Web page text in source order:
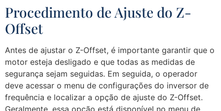
Procedimento de Ajuste do Z-
Offset
Antes de ajustar o Z-Offset, é importante garantir que o
motor esteja desligado e que todas as medidas de
segurança sejam seguidas. Em seguida, o operador
deve acessar o menu de configurações do inversor de
frequência e localizar a opção de ajuste do Z-Offset.